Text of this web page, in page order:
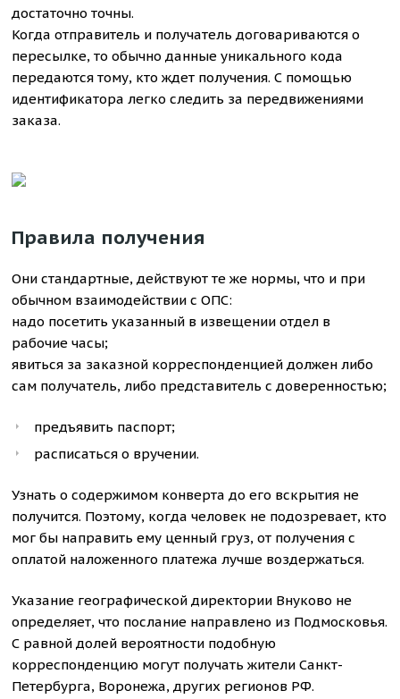
достаточно точны.
Когда отправитель и получатель договариваются о
пересылке, то обычно данные уникального кода
передаются тому, кто ждет получения. С помощью
идентификатора легко следить за передвижениями
заказа.
Правила получения
Они стандартные, действуют те же нормы, что и при
обычном взаимодействии с ОПС:
надо посетить указанный в извещении отдел в
рабочие часы;
явиться за заказной корреспонденцией должен либо
сам получатель, либо представитель с доверенностью;
предъявить паспорт;
расписаться о вручении.
Узнать о содержимом конверта до его вскрытия не
получится. Поэтому, когда человек не подозревает, кто
мог бы направить ему ценный груз, от получения с
оплатой наложенного платежа лучше воздержаться.
Указание географической директории Внуково не
определяет, что послание направлено из Подмосковья.
С равной долей вероятности подобную
корреспонденцию могут получать жители Санкт-
Петербурга, Воронежа, других регионов РФ.